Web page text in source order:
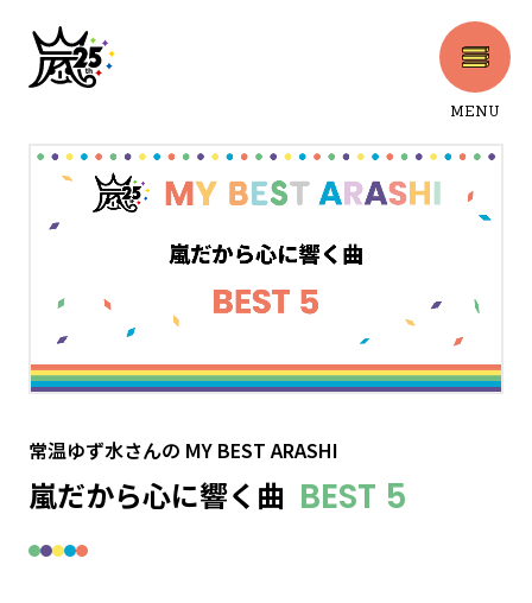
MENU
常温ゆず水さんの MY BEST ARASHI
嵐だから心に響く曲 BEST 5